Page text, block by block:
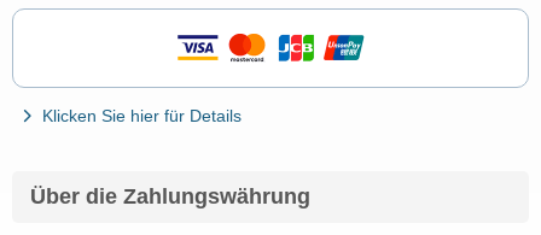
Klicken Sie hier für Details
Über die Zahlungswährung